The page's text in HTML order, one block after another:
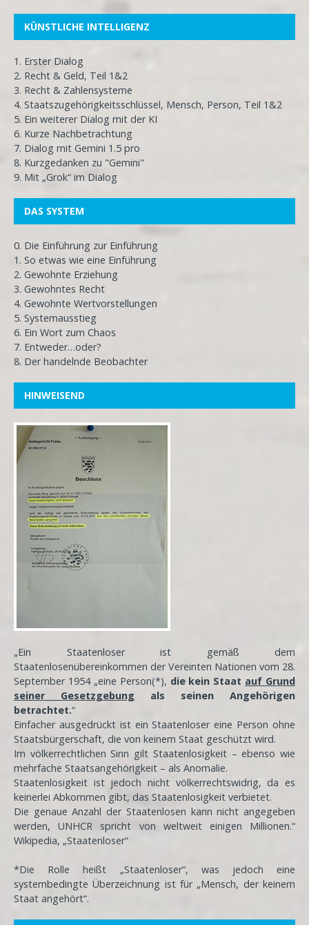
KÜNSTLICHE INTELLIGENZ
1. Erster Dialog
2. Recht & Geld, Teil 1&2
3. Recht & Zahlensysteme
4. Staatszugehörigkeitsschlüssel, Mensch, Person, Teil 1&2
5. Ein weiterer Dialog mit der KI
6. Kurze Nachbetrachtung
7. Dialog mit Gemini 1.5 pro
8. Kurzgedanken zu "Gemini"
9. Mit „Grok“ im Dialog
DAS SYSTEM
0. Die Einführung zur Einführung
1. So etwas wie eine Einführung
2. Gewohnte Erziehung
3. Gewohntes Recht
4. Gewohnte Wertvorstellungen
5. Systemausstieg
6. Ein Wort zum Chaos
7. Entweder…oder?
8. Der handelnde Beobachter
HINWEISEND
„Ein Staatenloser ist gemäß dem
Staatenlosenübereinkommen der Vereinten Nationen vom 28.
September 1954 „eine Person(*), die kein Staat auf Grund
seiner Gesetzgebung als seinen Angehörigen
betrachtet.“
Einfacher ausgedrückt ist ein Staatenloser eine Person ohne
Staatsbürgerschaft, die von keinem Staat geschützt wird.
Im völkerrechtlichen Sinn gilt Staatenlosigkeit – ebenso wie
mehrfache Staatsangehörigkeit – als Anomalie.
Staatenlosigkeit ist jedoch nicht völkerrechtswidrig, da es
keinerlei Abkommen gibt, das Staatenlosigkeit verbietet.
Die genaue Anzahl der Staatenlosen kann nicht angegeben
werden, UNHCR spricht von weltweit einigen Millionen.“
Wikipedia, „Staatenloser“
*Die Rolle heißt „Staatenloser“, was jedoch eine
systembedingte Überzeichnung ist für „Mensch, der keinem
Staat angehört“.